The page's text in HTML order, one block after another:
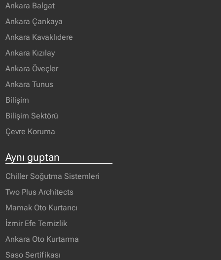
Ankara Balgat
Ankara Çankaya
Ankara Kavaklıdere
Ankara Kızılay
Ankara Öveçler
Ankara Tunus
Bilişim
Bilişim Sektörü
Çevre Koruma
Aynı guptan
Chiller Soğutma Sistemleri
Two Plus Architects
Mamak Oto Kurtarıcı
İzmir Efe Temizlik
Ankara Oto Kurtarma
Saso Sertifikası